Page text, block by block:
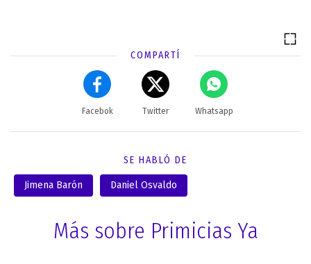
COMPARTÍ
Facebok Twitter Whatsapp
SE HABLÓ DE
Jimena Barón Daniel Osvaldo
Más sobre Primicias Ya